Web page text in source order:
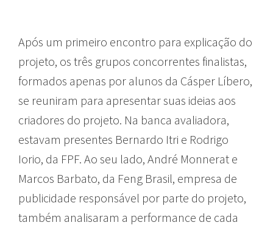
Após um primeiro encontro para explicação do
projeto, os três grupos concorrentes finalistas,
formados apenas por alunos da Cásper Líbero,
se reuniram para apresentar suas ideias aos
criadores do projeto. Na banca avaliadora,
estavam presentes Bernardo Itri e Rodrigo
Iorio, da FPF. Ao seu lado, André Monnerat e
Marcos Barbato, da Feng Brasil, empresa de
publicidade responsável por parte do projeto,
também analisaram a performance de cada